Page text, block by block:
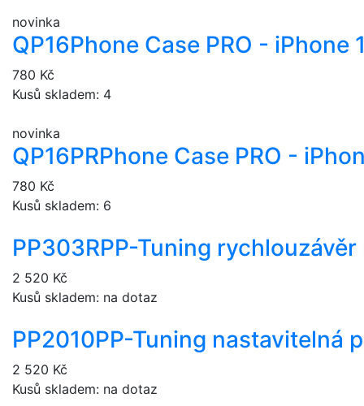
novinka
QP16Phone Case PRO - iPhone
780 Kč
Kusů skladem: 4
novinka
QP16PRPhone Case PRO -
780 Kč
Kusů skladem: 6
PP303RPP-Tuning
2 520 Kč
Kusů skladem: na dotaz
PP2010PP-Tuning nastavitelná
2 520 Kč
Kusů skladem: na dotaz